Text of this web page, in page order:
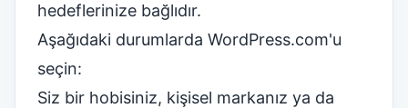
hedeflerinize bağlıdır.
Aşağıdaki durumlarda WordPress.com'u
seçin:
Siz bir hobisiniz, kişisel markanız ya da